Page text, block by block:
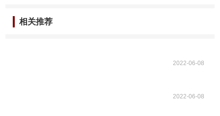
相关推荐
2022-06-08
2022-06-08